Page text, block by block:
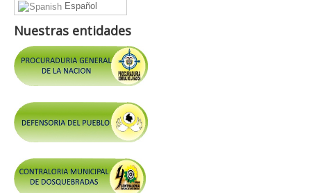
Presupuesto
Politicas, Planes, Proyectos
Tramites y Servicios
Contratación
Servicio Información
Control y Rendición de Cuentas
Grupos De Interés
Gestión Seguridad y Salud en el Trabajo
Español
Nuestras entidades